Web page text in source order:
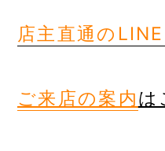
店主直通の
ご来店の案内は